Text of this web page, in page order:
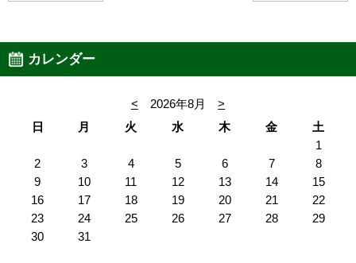
カレンダー
< 2026年8月
>
日
月 火 水 木 金
土
1
2
3 4 5 6 7
8
9
10 11 12 13 14
15
16
17 18 19 20 21
22
23
24 25 26 27 28
29
30
31